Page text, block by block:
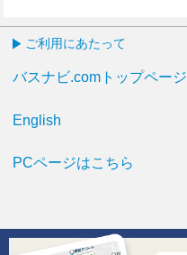
ご利用にあたって
バスナビ.comトップページ
English
PCページはこちら